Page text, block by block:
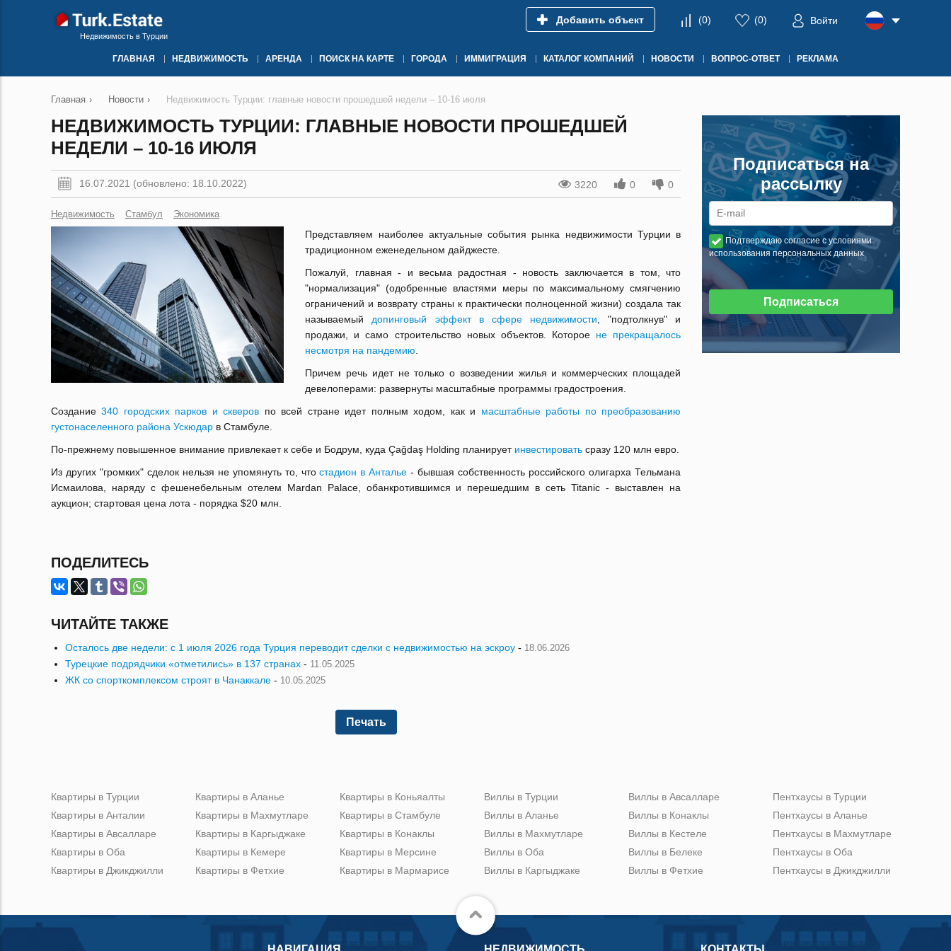
Недвижимость в Турции
Добавить объект (0) (0) Войти
ГЛАВНАЯ НЕДВИЖИМОСТЬ АРЕНДА ПОИСК НА КАРТЕ ГОРОДА ИММИГРАЦИЯ КАТАЛОГ КОМПАНИЙ НОВОСТИ ВОПРОС-ОТВЕТ РЕКЛАМА
Главная › Новости › Недвижимость Турции: главные новости прошедшей недели – 10-16 июля
НЕДВИЖИМОСТЬ ТУРЦИИ: ГЛАВНЫЕ НОВОСТИ ПРОШЕДШЕЙ
НЕДЕЛИ – 10-16 ИЮЛЯ
16.07.2021 (обновлено: 18.10.2022) 3220 0 0
Недвижимость Стамбул Экономика
Представляем наиболее актуальные события рынка недвижимости Турции в
традиционном еженедельном дайджесте.
Пожалуй, главная - и весьма радостная - новость заключается в том, что
"нормализация" (одобренные властями меры по максимальному смягчению
ограничений и возврату страны к практически полноценной жизни) создала так
называемый допинговый эффект в сфере недвижимости , "подтолкнув" и
продажи, и само строительство новых объектов. Которое не прекращалось
несмотря на пандемию
Причем речь идет не только о возведении жилья и коммерческих площадей
девелоперами: развернуты масштабные программы градостроения.
Создание340 городских парков и скверов по всей стране идет полным ходом, как и масштабные работы по преобразованию
густонаселенного района Ускюдар в Стамбуле.
По-прежнему повышенное внимание привлекает к себе и Бодрум, куда Çağdaş Holding планирует инвестировать сразу 120 млн евро.
Из других "громких" сделок нельзя не упомянуть то, чтостадион в Анталье - бывшая собственность российского олигарха Тельмана
Исмаилова, наряду с фешенебельным отелем Mardan Palace, обанкротившимся и перешедшим в сеть Titanic - выставлен на
аукцион; стартовая цена лота - порядка $20 млн.
ПОДЕЛИТЕСЬ
ЧИТАЙТЕ ТАКЖЕ
Осталось две недели: с 1 июля 2026 года Турция переводит сделки с недвижимостью на эскроу - 18.06.2026
Турецкие подрядчики «отметились» в 137 странах - 11.05.2025
ЖК со спорткомплексом строят в Чанаккале - 10.05.2025
Печать
Подписаться на
рассылку
Подтверждаю согласие с условиями
использования персональных данных
Подписаться
Квартиры в Турции
Квартиры в Анталии
Квартиры в Авсалларе
Квартиры в Оба
Квартиры в Джикджилли
Квартиры в Аланье
Квартиры в Махмутларе
Квартиры в Каргыджаке
Квартиры в Кемере
Квартиры в Фетхие
Квартиры в Коньяалты
Квартиры в Стамбуле
Квартиры в Конаклы
Квартиры в Мерсине
Квартиры в Мармарисе
Виллы в Турции
Виллы в Аланье
Виллы в Махмутларе
Виллы в Оба
Виллы в Каргыджаке
Виллы в Авсалларе
Виллы в Конаклы
Виллы в Кестеле
Виллы в Белеке
Виллы в Фетхие
Пентхаусы в Турции
Пентхаусы в Аланье
Пентхаусы в Махмутларе
Пентхаусы в Оба
Пентхаусы в Джикджилли